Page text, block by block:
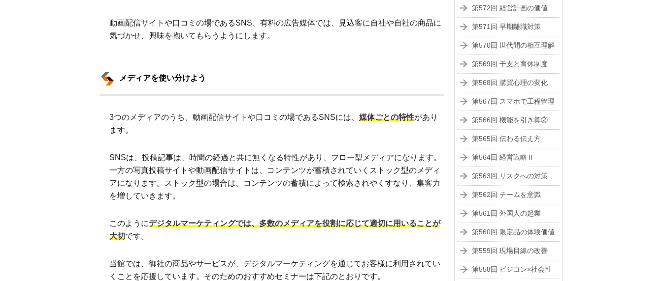
動画配信サイトや口コミの場であるSNS、有料の広告媒体では、見込客に自社や自社の商品に
気づかせ、興味を抱いてもらうようにします。
メディアを使い分けよう
3つのメディアのうち、動画配信サイトや口コミの場であるSNSには、 媒体ごとの特性があり
ます。
SNSは、投稿記事は、時間の経過と共に無くなる特性があり、フロー型メディアになります。
一方の写真投稿サイトや動画配信サイトは、コンテンツが蓄積されていくストック型のメディ
アになります。ストック型の場合は、コンテンツの蓄積によって検索されやくすなり、集客力
を増していきます。
このようにデジタルマーケティングでは、多数のメディアを役割に応じて適切に用いることが
大切です。
当館では、御社の商品やサービスが、デジタルマーケティングを通じてお客様に利用されてい
くことを応援しています。そのためのおすすめセミナーは下記のとおりです。
第572回 経営計画の価値
第571回 早期離職対策
第570回 世代間の相互理解
第569回 干支と育休制度
第568回 購買心理の変化
第567回 スマホで工程管理
第566回 機能を引き算②
第565回 伝わる伝え方
第564回 経営戦略Ⅱ
第563回 リスクへの対策
第562回 チームを意識
第561回 外国人の起業
第560回 限定品の体験価値
第559回 現場目線の改善
第558回 ビジコン×社会性